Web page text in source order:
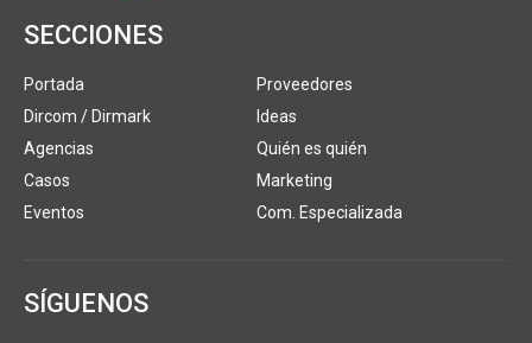
SECCIONES
Portada
Dircom / Dirmark
Agencias
Casos
Eventos
Proveedores
Ideas
Quién es quién
Marketing
Com. Especializada
SÍGUENOS